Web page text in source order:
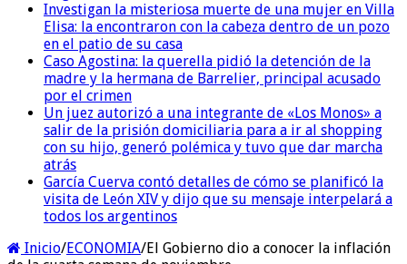
Investigan la misteriosa muerte de una mujer en Villa
Elisa: la encontraron con la cabeza dentro de un pozo
en el patio de su casa
Caso Agostina: la querella pidió la detención de la
madre y la hermana de Barrelier, principal acusado
por el crimen
Un juez autorizó a una integrante de «Los Monos» a
salir de la prisión domiciliaria para a ir al shopping
con su hijo, generó polémica y tuvo que dar marcha
atrás
García Cuerva contó detalles de cómo se planificó la
visita de León XIV y dijo que su mensaje interpelará a
todos los argentinos
Inicio/ECONOMIA/El Gobierno dio a conocer la inflación